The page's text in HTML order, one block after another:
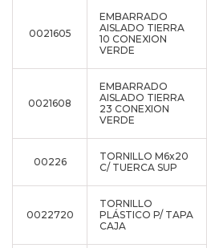
0021605
EMBARRADO
AISLADO TIERRA
10 CONEXION
VERDE
0021608
EMBARRADO
AISLADO TIERRA
23 CONEXION
VERDE
00226
TORNILLO M6x20
C/ TUERCA SUP
0022720
TORNILLO
PLÁSTICO P/ TAPA
CAJA